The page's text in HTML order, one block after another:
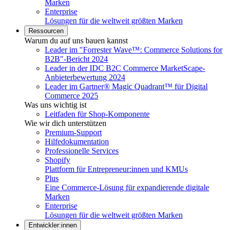
Marken
Enterprise
Lösungen für die weltweit größten Marken
Ressourcen
Warum du auf uns bauen kannst
Leader im "Forrester Wave™: Commerce Solutions for
B2B"-Bericht 2024
Leader in der IDC B2C Commerce MarketScape-
Anbieterbewertung 2024
Leader im Gartner® Magic Quadrant™ für Digital
Commerce 2025
Was uns wichtig ist
Leitfaden für Shop-Komponente
Wie wir dich unterstützen
Premium-Support
Hilfedokumentation
Professionelle Services
Shopify
Plattform für Entrepreneur:innen und KMUs
Plus
Eine Commerce-Lösung für expandierende digitale
Marken
Enterprise
Lösungen für die weltweit größten Marken
Entwickler:innen